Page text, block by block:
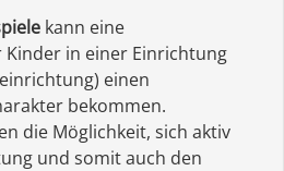
kann eine
in einer Einrichtung
einen
bekommen.
die Möglichkeit, sich aktiv
und somit auch den